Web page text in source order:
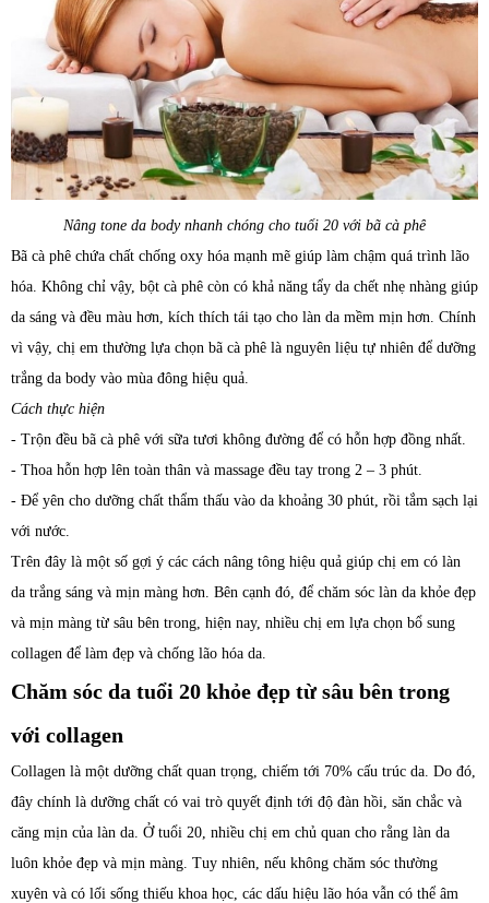
Nâng tone da body nhanh chóng cho tuổi 20 với bã cà phê
Bã cà phê chứa chất chống oxy hóa mạnh mẽ giúp làm chậm quá trình lão
hóa. Không chỉ vậy, bột cà phê còn có khả năng tẩy da chết nhẹ nhàng giúp
da sáng và đều màu hơn, kích thích tái tạo cho làn da mềm mịn hơn. Chính
vì vậy, chị em thường lựa chọn bã cà phê là nguyên liệu tự nhiên để dưỡng
trắng da body vào mùa đông hiệu quả.
Cách thực hiện
- Trộn đều bã cà phê với sữa tươi không đường để có hỗn hợp đồng nhất.
- Thoa hỗn hợp lên toàn thân và massage đều tay trong 2 – 3 phút.
- Để yên cho dưỡng chất thẩm thấu vào da khoảng 30 phút, rồi tắm sạch lại
với nước.
Trên đây là một số gợi ý các cách nâng tông hiệu quả giúp chị em có làn
da trắng sáng và mịn màng hơn. Bên cạnh đó, để chăm sóc làn da khỏe đẹp
và mịn màng từ sâu bên trong, hiện nay, nhiều chị em lựa chọn bổ sung
collagen để làm đẹp và chống lão hóa da.
Chăm sóc da tuổi 20 khỏe đẹp từ sâu bên trong
với collagen
Collagen là một dưỡng chất quan trọng, chiếm tới 70% cấu trúc da. Do đó,
đây chính là dưỡng chất có vai trò quyết định tới độ đàn hồi, săn chắc và
căng mịn của làn da. Ở tuổi 20, nhiều chị em chủ quan cho rằng làn da
luôn khỏe đẹp và mịn màng. Tuy nhiên, nếu không chăm sóc thường
xuyên và có lối sống thiếu khoa học, các dấu hiệu lão hóa vẫn có thể âm